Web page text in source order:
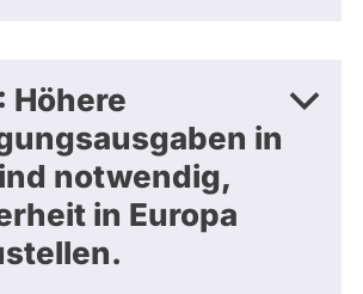
Höhere
in
notwendig,
in Europa